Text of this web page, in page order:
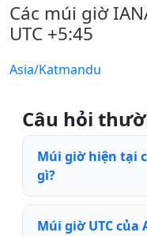
Các múi giờ
UTC +5:45
Asia/Katmandu
Câu hỏi
Múi giờ hiện tại
gì?
Múi giờ UTC